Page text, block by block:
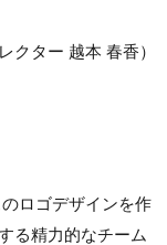
クター 越本 春香）
ロゴデザインを作
る精力的なチーム